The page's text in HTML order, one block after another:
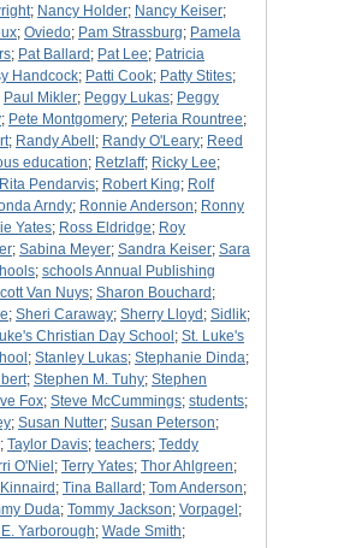
; Nancy Holder; Nancy Keiser;
; Oviedo; Pam Strassburg; Pamela
; Pat Ballard ; Pat Lee; Patricia
Handcock; Patti Cook; Patty Stites;
Paul Mikler; Peggy Lukas; Peggy
; Pete Montgomery; Peteria Rountree;
; Randy Abell ; Randy O'Leary; Reed
education; Retzlaff; Ricky Lee;
Rita Pendarvis; Robert King; Rolf
Arndy; Ronnie Anderson; Ronny
Yates; Ross Eldridge; Roy
; Sabina Meyer; Sandra Keiser; Sara
; schools Annual Publishing
Van Nuys; Sharon Bouchard ;
; Sheri Caraway; Sherry Lloyd ; Sidlik;
Christian Day School ; St. Luke's
; Stanley Lukas; Stephanie Dinda;
; Stephen M. Tuhy; Stephen
Fox; Steve McCummings; students;
; Susan Nutter; Susan Peterson;
; Taylor Davis; teachers; Teddy
O'Niel ; Terry Yates; Thor Ahlgreen;
; Tina Ballard ; Tom Anderson;
Duda; Tommy Jackson; Vorpagel ;
E. Yarborough; Wade Smith;